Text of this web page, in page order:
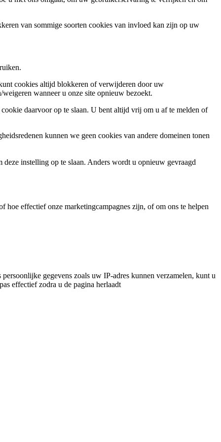
van sommige soorten cookies van invloed kan zijn op uw
cookies altijd blokkeren of verwijderen door uw
wanneer u onze site opnieuw bezoekt.
daarvoor op te slaan. U bent altijd vrij om u af te melden of
kunnen we geen cookies van andere domeinen tonen
instelling op te slaan. Anders wordt u opnieuw gevraagd
effectief onze marketingcampagnes zijn, of om ons te helpen
gegevens zoals uw IP-adres kunnen verzamelen, kunt u
effectief zodra u de pagina herlaadt